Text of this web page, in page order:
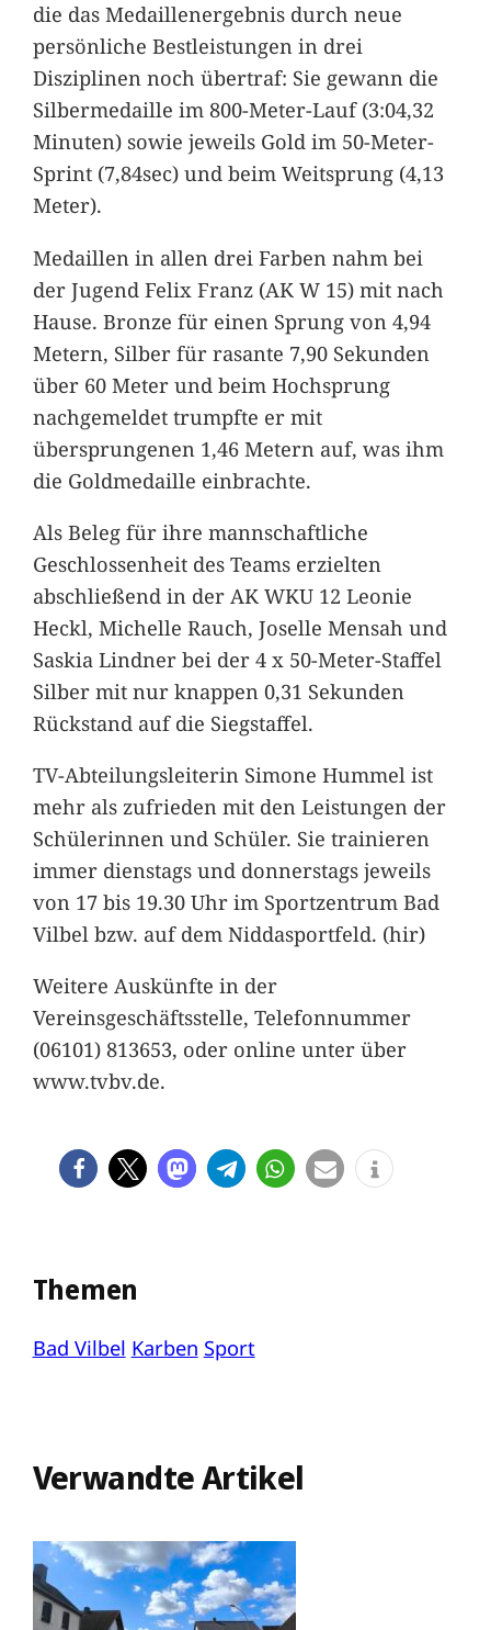
die das Medaillenergebnis durch neue
persönliche Bestleistungen in drei
Disziplinen noch übertraf: Sie gewann die
Silbermedaille im 800-Meter-Lauf (3:04,32
Minuten) sowie jeweils Gold im 50-Meter-
Sprint (7,84sec) und beim Weitsprung (4,13
Meter).
Medaillen in allen drei Farben nahm bei
der Jugend Felix Franz (AK W 15) mit nach
Hause. Bronze für einen Sprung von 4,94
Metern, Silber für rasante 7,90 Sekunden
über 60 Meter und beim Hochsprung
nachgemeldet trumpfte er mit
übersprungenen 1,46 Metern auf, was ihm
die Goldmedaille einbrachte.
Als Beleg für ihre mannschaftliche
Geschlossenheit des Teams erzielten
abschließend in der AK WKU 12 Leonie
Heckl, Michelle Rauch, Joselle Mensah und
Saskia Lindner bei der 4 x 50-Meter-Staffel
Silber mit nur knappen 0,31 Sekunden
Rückstand auf die Siegstaffel.
TV-Abteilungsleiterin Simone Hummel ist
mehr als zufrieden mit den Leistungen der
Schülerinnen und Schüler. Sie trainieren
immer dienstags und donnerstags jeweils
von 17 bis 19.30 Uhr im Sportzentrum Bad
Vilbel bzw. auf dem Niddasportfeld. (hir)
Weitere Auskünfte in der
Vereinsgeschäftsstelle, Telefonnummer
(06101) 813653, oder online unter über
www.tvbv.de.
Themen
Bad Vilbel Karben Sport
Verwandte Artikel